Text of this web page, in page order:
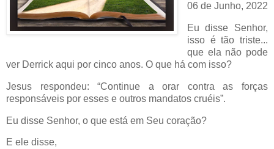
06 de Junho, 2022
Eu disse Senhor,
isso é tão triste...
que ela não pode
ver Derrick aqui por cinco anos. O que há com isso?
Jesus respondeu: “Continue a orar contra as forças
responsáveis por esses e outros mandatos cruéis”.
Eu disse Senhor, o que está em Seu coração?
E ele disse,